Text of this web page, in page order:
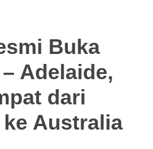
Buka
Adelaide,
dari
Australia